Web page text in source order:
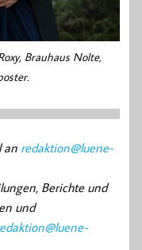
Brauhaus Nolte,
an redaktion@luene-
Berichte und
und